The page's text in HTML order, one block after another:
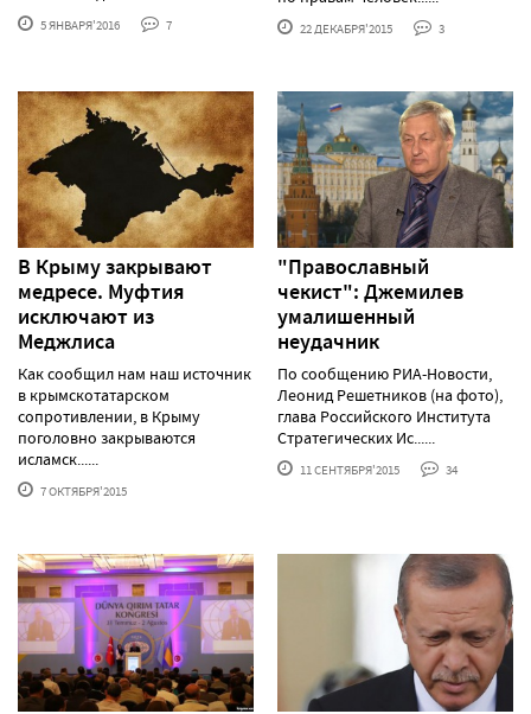
5 ЯНВАРЯ'2016 7 22 ДЕКАБРЯ'2015 3
В Крыму закрывают
медресе. Муфтия
исключают из
Меджлиса
Как сообщил нам наш источник
в крымскотатарском
сопротивлении, в Крыму
поголовно закрываются
исламск......
7 ОКТЯБРЯ'2015
"Православный
чекист": Джемилев
умалишенный
неудачник
По сообщению РИА-Новости,
Леонид Решетников (на фото),
глава Российского Института
Стратегических Ис......
11 СЕНТЯБРЯ'2015 34